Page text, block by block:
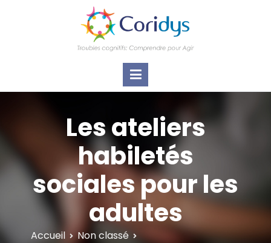
ASSOCIATION CORIDYS – Troubles
CORIDYS, association loi 1901, 4 pôles
d'actions Information Accompagnement
Innovation/E­xpertise Formations autour des
Les ateliers
habiletés
sociales pour les
adultes
Accueil
Non classé